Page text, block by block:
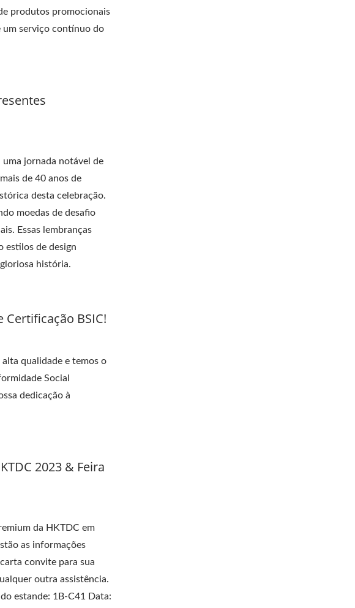
produtos promocionais
um serviço contínuo do
uma jornada notável de
de 40 anos de
desta celebração.
moedas de desafio
Essas lembranças
estilos de design
história.
BSIC!
qualidade e temos o
Social
dedicação à
2023 & Feira
da HKTDC em
as informações
convite para sua
outra assistência.
estande: 1B-C41 Data: